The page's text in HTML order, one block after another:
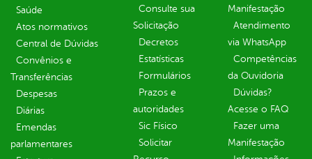
Saúde
Atos normativos
Central de Dúvidas
Convênios e
Transferências
Despesas
Diárias
Emendas
parlamentares
Consulte sua
Solicitação
Decretos
Estatísticas
Formulários
Prazos e
autoridades
Sic Físico
Solicitar
Manifestação
Atendimento
via WhatsApp
Competências
da Ouvidoria
Dúvidas?
Acesse o FAQ
Fazer uma
Manifestação